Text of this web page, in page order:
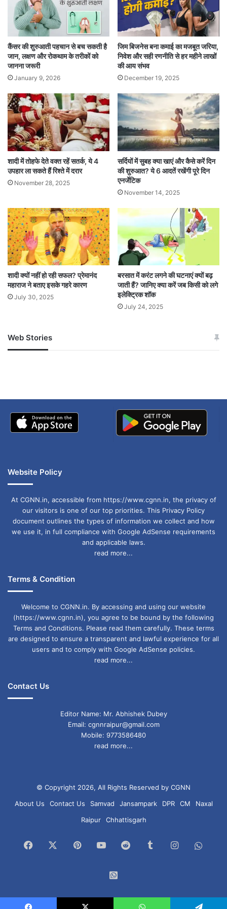
की कोशिश भी उपयोगी मानी जाती है। इसके लिए कुछ
सेकंड तक नजर मिलानी पड़ती है, जिससे धीरे-धीरे आई
कॉन्टैक्ट बनाने की आदत विकसित होती है।
सीधे अजनबियों के सामने खुद को परखने के बजाय पहले
परिवार, दोस्तों या करीबी लोगों के साथ अभ्यास करना
बेहतर होता है। परिचित माहौल में सहजता आने के बाद
बाहरी दुनिया में भी आत्मविश्वास अपने आप दिखने लगता है।
विशेषज्ञ यह भी बताते हैं कि आई कॉन्टैक्ट का मतलब घूरना
नहीं है। अगर असहजता महसूस हो तो कुछ सेकंड के लिए
नजरें हटाकर दोबारा सामने देखना स्वाभाविक बातचीत का
हिस्सा है। नियमित अभ्यास से यह आदत मजबूत होती है और
कई बार आंखें शब्दों से ज्यादा प्रभावशाली साबित होती हैं।
Easy ways to overcome hesitation with eye
contact
increase confidence in conversation
कैंसर की शुरुआती पहचान से बच सकती है
जान, लक्षण और रोकथाम के तरीकों को
जानना जरूरी
January 9, 2026
जिम बिजनेस बना कमाई का मजबूत जरिया,
निवेश और सही रणनीति से हर महीने लाखों
की आय संभव
December 19, 2025
शादी में तोहफे देते वक्त रहें सतर्क, ये 4
उपहार ला सकते हैं रिश्ते में दरार
November 28, 2025
सर्दियों में सुबह क्या खाएं और कैसे करें दिन
की शुरुआत? ये 6 आदतें रखेंगी पूरे दिन
एनर्जेटिक
November 14, 2025
शादी क्यों नहीं हो रही सफल? प्रेमानंद
महाराज ने बताए इसके गहरे कारण
July 30, 2025
बरसात में करंट लगने की घटनाएं क्यों बढ़
जाती हैं? जानिए क्या करें जब किसी को लगे
इलेक्ट्रिक शॉक
July 24, 2025
Web Stories
जम्मू-कश्मीर में बारिश से
अपडेट
खाई में धक्का… आरोपियों ने
Website Policy
At CGNN.in, accessible from https://www.cgnn.in, the privacy of
our visitors is one of our top priorities. This Privacy Policy
document outlines the types of information we collect and how
we use it, in full compliance with Google AdSense requirements
and applicable laws.
read more...
Terms & Condition
Welcome to CGNN.in. By accessing and using our website
(https://www.cgnn.in), you agree to be bound by the following
Terms and Conditions. Please read them carefully. These terms
are designed to ensure a transparent and lawful experience for all
users and to comply with Google AdSense policies.
read more...
Contact Us
Editor Name: Mr. Abhishek Dubey
Email: cgnnraipur@gmail.com
Mobile: 9773586480
read more...
© Copyright 2026, All Rights Reserved by CGNN
About Us
Contact Us Samvad Jansampark DPR CM
Naxal
Raipur
Chhattisgarh
Facebook PinterestYouTubeReddit TumblrInstagram
Group